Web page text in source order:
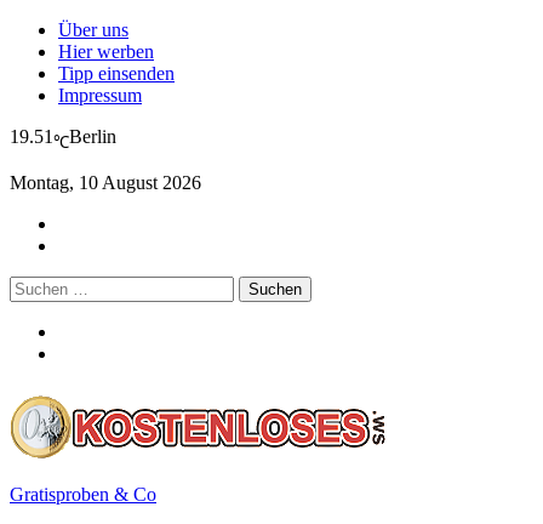
Über uns
Hier werben
Tipp einsenden
Impressum
19.51 ℃Berlin
Montag, 10 August 2026
Suchen
nach:
Gratisproben & Co